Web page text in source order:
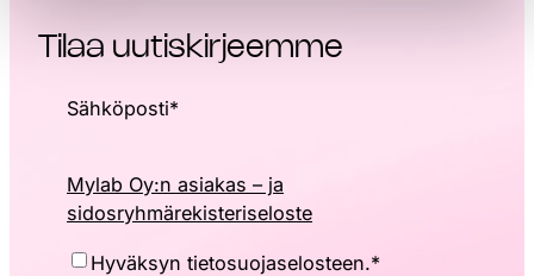
Tilaa uutiskirjeemme
Sähköposti*
Mylab Oy:n asiakas – ja
sidosryhmärekisteriseloste
Hyväksyntä*
Hyväksyn tietosuojaselosteen.*